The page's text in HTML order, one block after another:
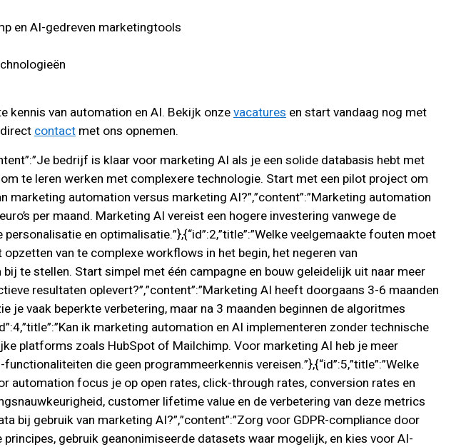
en AI-gedreven marketingtools
kennis van automation en AI. Bekijk onzevacatures en start vandaag nog met
contact met ons opnemen.
bedrijf is klaar voor marketing AI als je een solide databasis hebt met
te leren werken met complexere technologie. Start met een pilot project om
marketing automation versus marketing AI?”,”content”:”Marketing automation
per maand. Marketing AI vereist een hogere investering vanwege de
en optimalisatie.”},{“id”:2,”title”:”Welke veelgemaakte fouten moet
van te complexe workflows in het begin, het negeren van
te stellen. Start simpel met één campagne en bouw geleidelijk uit naar meer
resultaten oplevert?”,”content”:”Marketing AI heeft doorgaans 3-6 maanden
je vaak beperkte verbetering, maar na 3 maanden beginnen de algoritmes
ik marketing automation en AI implementeren zonder technische
platforms zoals HubSpot of Mailchimp. Voor marketing AI heb je meer
die geen programmeerkennis vereisen.”},{“id”:5,”title”:”Welke
automation focus je op open rates, click-through rates, conversion rates en
customer lifetime value en de verbetering van deze metrics
bij gebruik van marketing AI?”,”content”:”Zorg voor GDPR-compliance door
gebruik geanonimiseerde datasets waar mogelijk, en kies voor AI-